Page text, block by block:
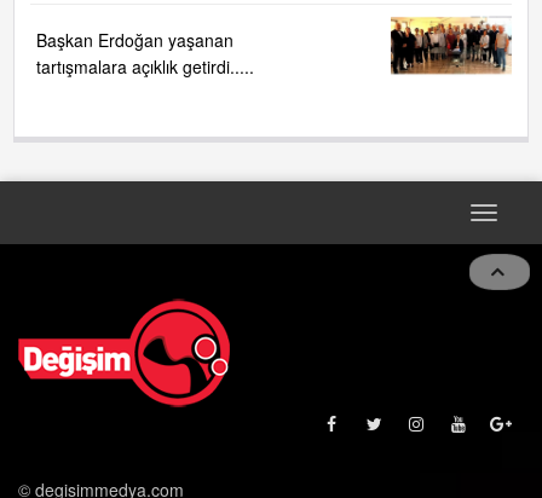
Başkan Erdoğan yaşanan
tartışmalara açıklık getirdi.....
Toggle
© degisimmedya.com